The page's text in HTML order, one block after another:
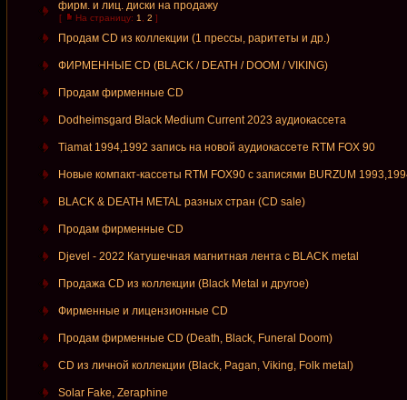
фирм. и лиц. диски на продажу
[ На страницу: 1 2 ]
Продам CD из коллекции (1 прессы, раритеты и др.)
ФИРМЕННЫЕ CD (BLACK / DEATH / DOOM / VIKING)
Продам фирменные СD
Dodheimsgard Black Medium Current 2023 аудиокассета
Tiamat 1994,1992 запись на новой аудиокассете RTM FOX 90
Новые компакт-кассеты RTM FOX90 c записями BURZUM
BLACK & DEATH METAL разных стран (CD sale)
Продам фирменные СD
Djevel - 2022 Катушечная магнитная лента с BLACK metal
Продажа CD из коллекции (Black Metal и другое)
Фирменные и лицензионные CD
Продам фирменные CD (Death, Black, Funeral Doom)
CD из личной коллекции (Black, Pagan, Viking, Folk metal)
Solar Fake, Zeraphine